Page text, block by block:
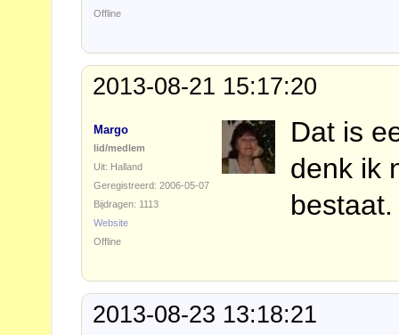
Offline
2013-08-21 15:17:20
Margo
lid/medlem
Uit: Halland
Geregistreerd: 2006-05-07
Bijdragen: 1113
Website
Dat is
denk ik
bestaat.
Offline
2013-08-23 13:18:21